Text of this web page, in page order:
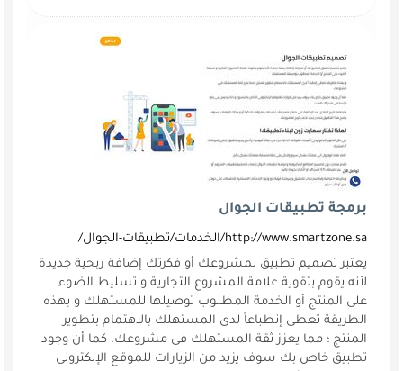
برمجة تطبيقات الجوال
http://www.smartzone.sa/الخدمات/تطبيقات-الجوال/
يعتبر تصميم تطبيق لمشروعك أو فكرتك إضافة ربحية جديدة
لأنه يقوم بتقوية علامة المشروع التجارية و تسليط الضوء
على المنتج أو الخدمة المطلوب توصيلها للمستهلك و بهذه
الطريقة تعطى إنطباعاً لدى المستهلك بالاهتمام بتطوير
المنتج ؛ مما يعزز ثقة المستهلك فى مشروعك. كما أن وجود
تطبيق خاص بك سوف يزيد من الزيارات للموقع الإلكترونى